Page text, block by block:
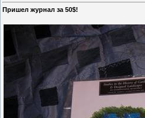
Пришел журнал за 50$!